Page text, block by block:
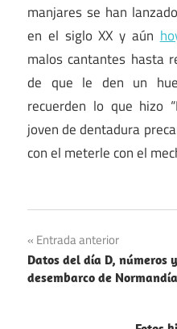
manjares se han
en el siglo XX y aún
malos cantantes hasta
de que le den un
recuerden lo que hizo
joven de dentadura
con el meterle con el
Imperio
Romano
Navegación
de
Entrada anterior
Datos del día D, números
desembarco de Normandía